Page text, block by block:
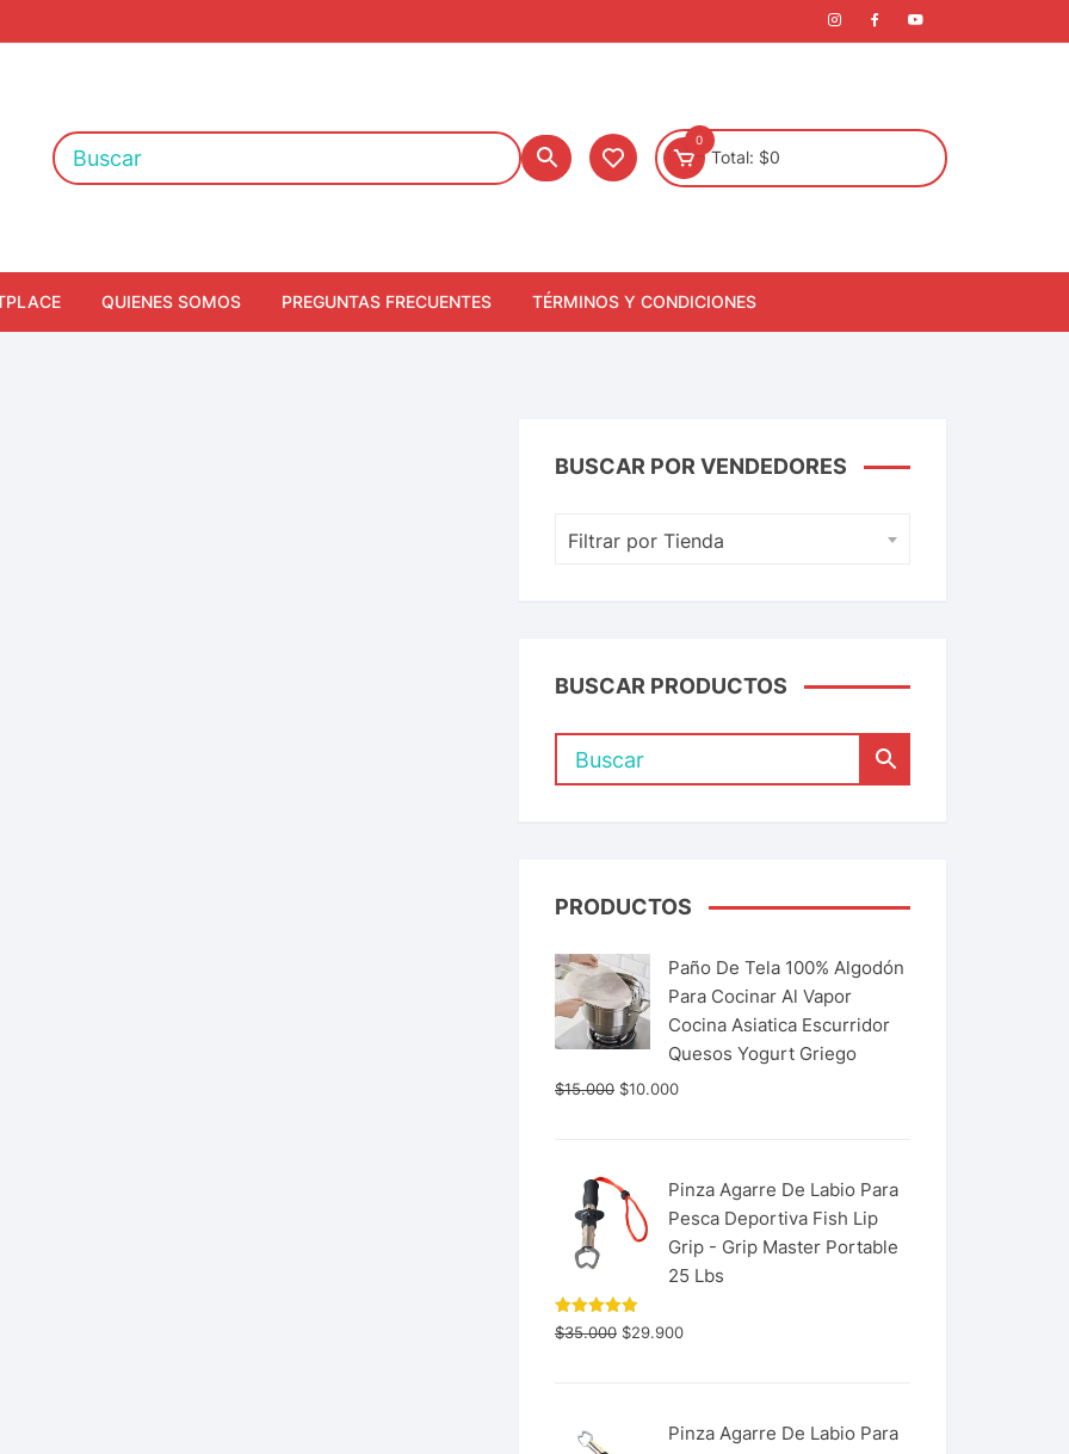
0
Total: $0
QUIENES SOMOS PREGUNTAS FRECUENTES TÉRMINOS Y CONDICIONES
BUSCAR POR VENDEDORES
Filtrar por Tienda
BUSCAR PRODUCTOS
PRODUCTOS
Paño De Tela 100% Algodón
Para Cocinar Al Vapor
Cocina Asiatica Escurridor
Quesos Yogurt Griego
$15.000 $10.000
Pinza Agarre De Labio Para
Pesca Deportiva Fish Lip
Grip - Grip Master Portable
25 Lbs
Valorado
con 5.00
$35.000 $29.900
Pinza Agarre De Labio Para